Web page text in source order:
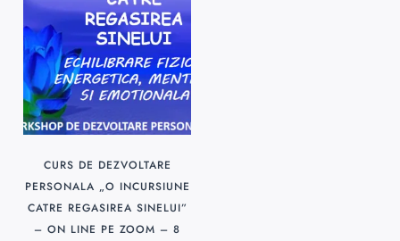
CURS DE DEZVOLTARE
PERSONALA „O INCURSIUNE
CATRE REGASIREA SINELUI”
– ON LINE PE ZOOM – 8